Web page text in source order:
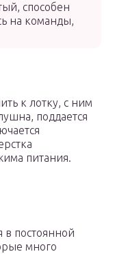
способен
на команды,
к лотку, с ним
поддается
питания.
в постоянной
много